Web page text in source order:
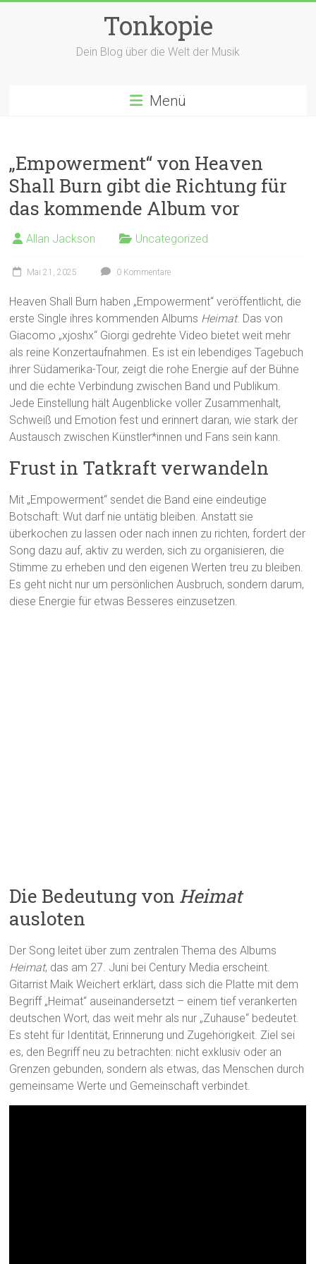
Tonkopie
Dein Blog über die Welt der Musik
Menü
„Empowerment“ von Heaven
Shall Burn gibt die Richtung für
das kommende Album vor
Allan Jackson Uncategorized
Mai 21, 2025 0 Kommentare
Heaven Shall Burn haben „Empowerment“ veröffentlicht, die
erste Single ihres kommenden Albums Heimat. Das von
Giacomo „xjoshx“ Giorgi gedrehte Video bietet weit mehr
als reine Konzertaufnahmen. Es ist ein lebendiges Tagebuch
ihrer Südamerika-Tour, zeigt die rohe Energie auf der Bühne
und die echte Verbindung zwischen Band und Publikum.
Jede Einstellung hält Augenblicke voller Zusammenhalt,
Schweiß und Emotion fest und erinnert daran, wie stark der
Austausch zwischen Künstler*innen und Fans sein kann.
Frust in Tatkraft verwandeln
Mit „Empowerment“ sendet die Band eine eindeutige
Botschaft: Wut darf nie untätig bleiben. Anstatt sie
überkochen zu lassen oder nach innen zu richten, fordert der
Song dazu auf, aktiv zu werden, sich zu organisieren, die
Stimme zu erheben und den eigenen Werten treu zu bleiben.
Es geht nicht nur um persönlichen Ausbruch, sondern darum,
diese Energie für etwas Besseres einzusetzen.
Die Bedeutung von Heimat
ausloten
Der Song leitet über zum zentralen Thema des Albums
Heimat, das am 27. Juni bei Century Media erscheint.
Gitarrist Maik Weichert erklärt, dass sich die Platte mit dem
Begriff „Heimat“ auseinandersetzt – einem tief verankerten
deutschen Wort, das weit mehr als nur „Zuhause“ bedeutet.
Es steht für Identität, Erinnerung und Zugehörigkeit. Ziel sei
es, den Begriff neu zu betrachten: nicht exklusiv oder an
Grenzen gebunden, sondern als etwas, das Menschen durch
gemeinsame Werte und Gemeinschaft verbindet.